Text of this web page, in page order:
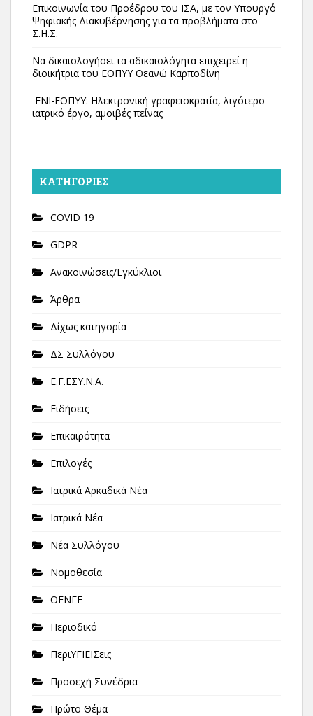
Επικοινωνία του Προέδρου του ΙΣΑ, με τον Υπουργό
Ψηφιακής Διακυβέρνησης για τα προβλήματα στο
Σ.Η.Σ.
Να δικαιολογήσει τα αδικαιολόγητα επιχειρεί η
διοικήτρια του ΕΟΠΥΥ Θεανώ Καρποδίνη
ΕΝΙ-ΕΟΠΥΥ: Ηλεκτρονική γραφειοκρατία, λιγότερο
ιατρικό έργο, αμοιβές πείνας
KΑΤΗΓΟΡΊΕΣ
COVID 19
GDPR
Ανακοινώσεις/Εγκύκλιοι
Άρθρα
Δίχως κατηγορία
ΔΣ Συλλόγου
Ε.Γ.ΕΣΥ.Ν.Α.
Ειδήσεις
Επικαιρότητα
Επιλογές
Ιατρικά Αρκαδικά Νέα
Ιατρικά Νέα
Νέα Συλλόγου
Νομοθεσία
ΟΕΝΓΕ
Περιοδικό
ΠεριΥΓΙΕΙΣεις
Προσεχή Συνέδρια
Πρώτο Θέμα